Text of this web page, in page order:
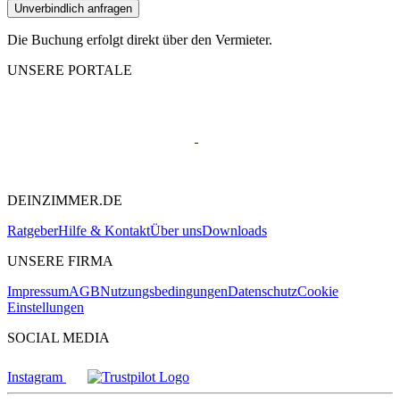
Unverbindlich anfragen
Die Buchung erfolgt direkt über den Vermieter.
UNSERE PORTALE
DEINZIMMER.DE
RatgeberHilfe & KontaktÜber unsDownloads
UNSERE FIRMA
ImpressumAGBNutzungsbedingungenDatenschutzCookie
Einstellungen
SOCIAL MEDIA
Instagram